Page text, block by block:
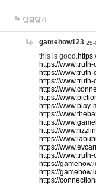
답글달기
gamehow123 25-
this is good.
https://
https://
https://
https://
https://
https://
https://
https://
https://
https://
https://
https://
https://
https://
https://